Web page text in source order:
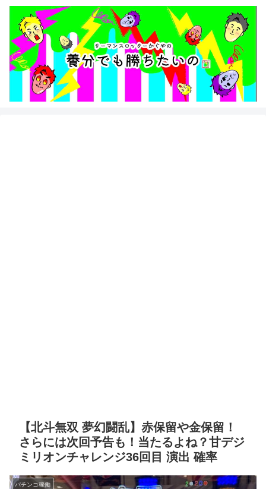
【北斗無双 夢幻闘乱】赤保留や金保留！
さらには次回予告も！当たるよね？甘デジ
ミリオンチャレンジ36回目 演出 確率
パチンコ稼働